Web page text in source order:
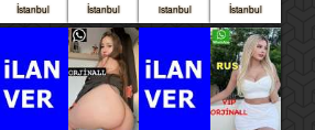
İstanbul İstanbul istanbul İstanbul